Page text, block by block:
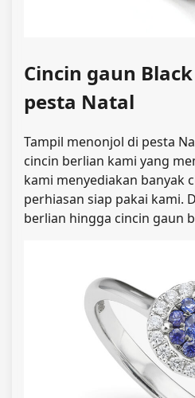
Cincin gaun
pesta Natal
Tampil menonjol di pesta
cincin berlian kami yang
kami menyediakan banyak
perhiasan siap pakai kami.
berlian hingga cincin gaun